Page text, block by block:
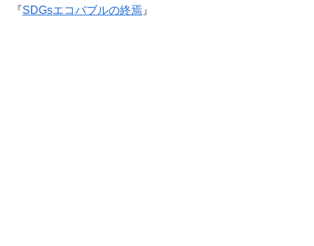
『SDGsエコバブルの終焉 』